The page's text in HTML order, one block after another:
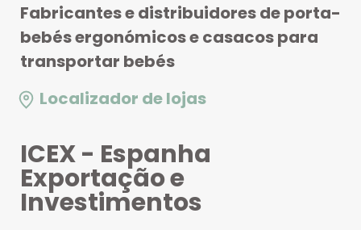
Fabricantes e distribuidores de porta-
bebés ergonómicos e casacos para
transportar bebés
Localizador de lojas
ICEX - Espanha
Exportação e
Investimentos